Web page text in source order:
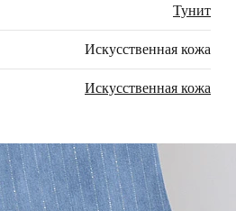
Тунит
Искусственная кожа
Искусственная кожа